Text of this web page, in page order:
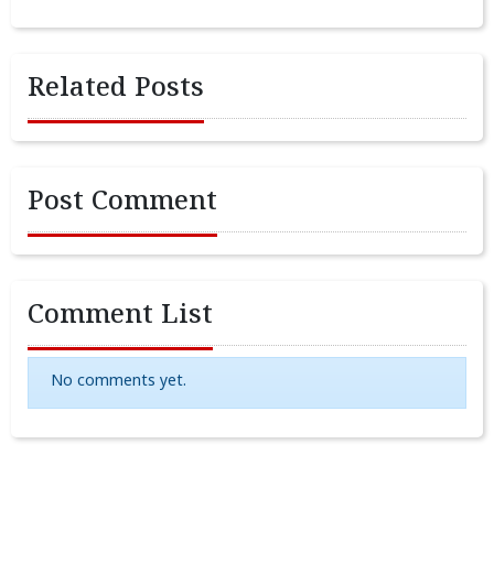
Related Posts
Post Comment
Comment List
No comments yet.